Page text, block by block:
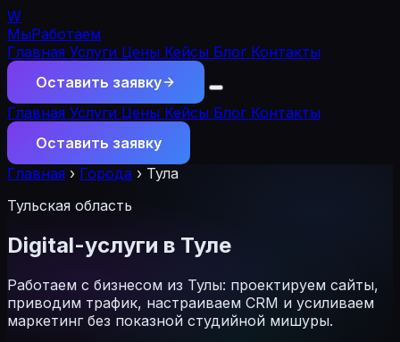
W
МыРаботаем
Главная Услуги Цены Кейсы Блог Контакты
Оставить заявку
Главная Услуги Цены Кейсы Блог Контакты
Оставить заявку
Главная › Города › Тула
Тульская область
Digital-услуги в Туле
Работаем с бизнесом из Тулы: проектируем сайты,
приводим трафик, настраиваем CRM и усиливаем
маркетинг без показной студийной мишуры.